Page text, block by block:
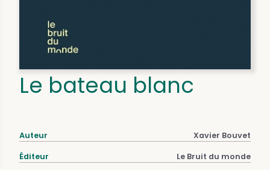
Le bateau blanc
Auteur Xavier Bouvet
Éditeur Le Bruit du monde